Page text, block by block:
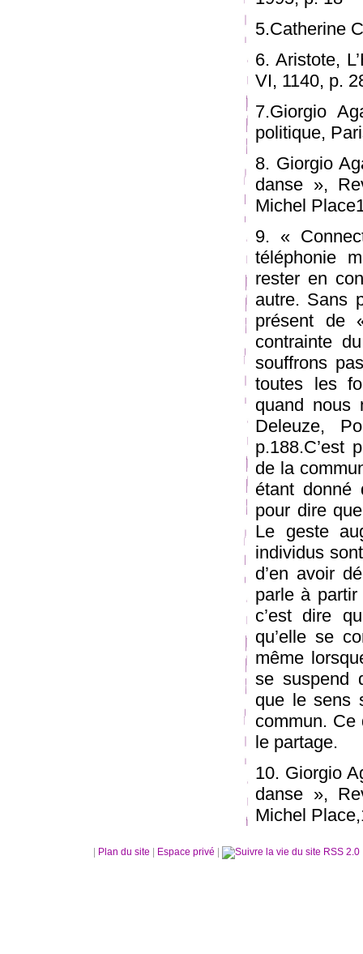
5.Catherine
6. Aristote,
VI, 1140, p.
7.Giorgio
politique,
8. Giorgio
danse »,
Michel
9. «
téléphonie
rester en
autre. Sans
présent de
contrainte
souffrons
toutes les
quand nous
Deleuze,
p.188.C’est
de la
étant donné
pour dire
Le geste
individus
d’en avoir
parle à
c’est dire
qu’elle se
même
se suspend
que le sens
commun. Ce
le partage.
10. Giorgio
danse »,
Michel
Plan du site Espace privé RSS 2.0